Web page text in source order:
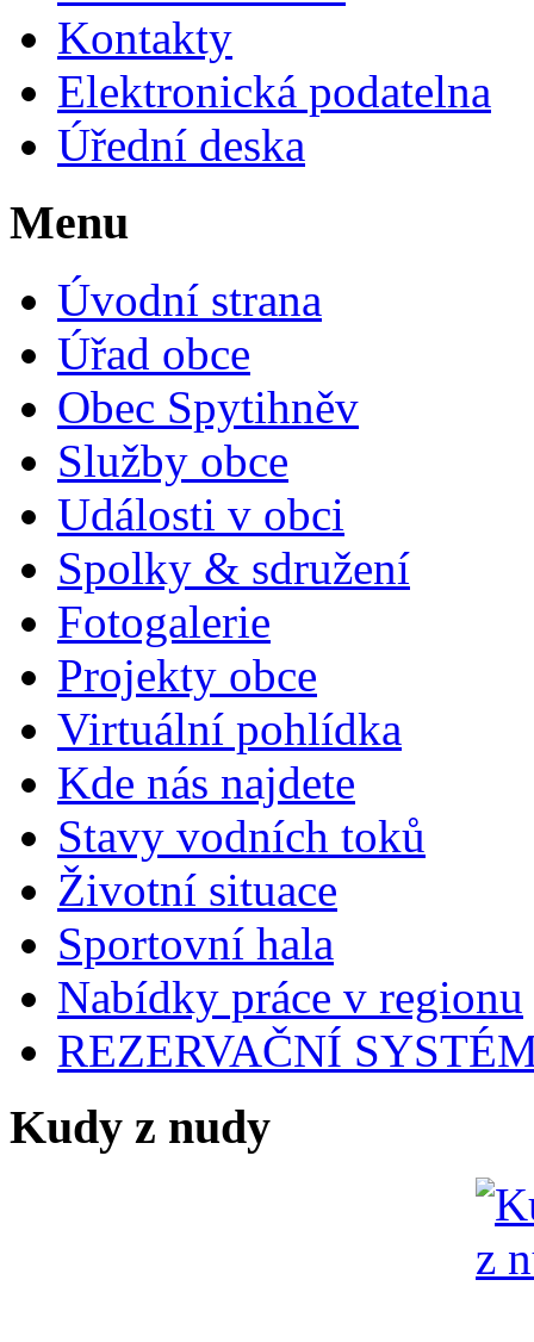
Kontakty
Elektronická podatelna
Úřední deska
Menu
Úvodní strana
Úřad obce
Obec Spytihněv
Služby obce
Události v obci
Spolky & sdružení
Fotogalerie
Projekty obce
Virtuální pohlídka
Kde nás najdete
Stavy vodních toků
Životní situace
Sportovní hala
Nabídky práce v regionu
REZERVAČNÍ
Kudy z nudy